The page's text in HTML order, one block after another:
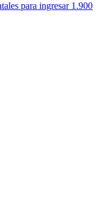
para ingresar 1.900